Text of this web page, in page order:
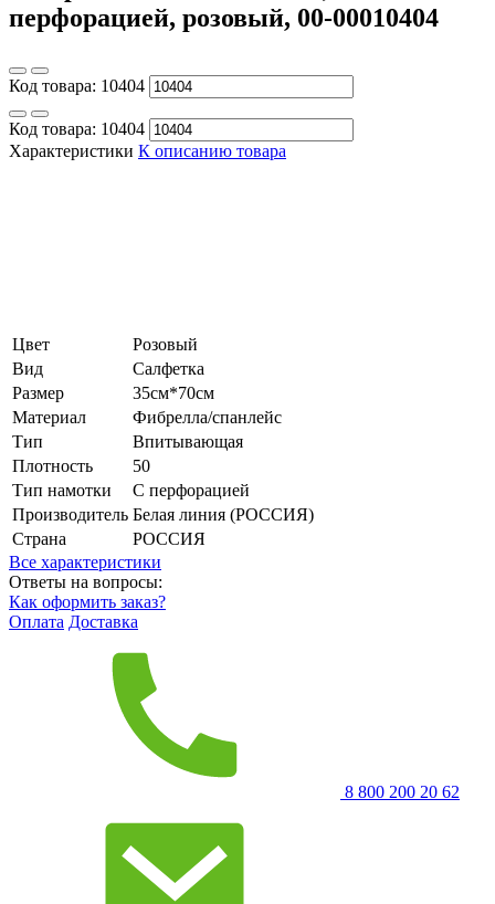
перфорацией, розовый, 00-00010404
Код товара: 10404
Код товара: 10404
Характеристики К описанию товара
Цвет
Розовый
Вид
Салфетка
Размер
35см*70см
Материал
Фибрелла/спанлейс
Тип
Впитывающая
Плотность
50
Тип намотки
С перфорацией
Производитель Белая линия (РОССИЯ)
Страна
РОССИЯ
Все характеристики
Ответы на вопросы:
Как оформить заказ?
Оплата Доставка
8 800 200 20 62